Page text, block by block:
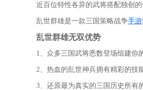
近百位特性各异的武将搭配独创
乱世群雄是一款三国策略战争手游
乱世群雄无双优势
1、众多三国武将悉数登场组建你
2、热血的乱世神兵拥有精彩的技
3、还原最为真实的三国历史所有